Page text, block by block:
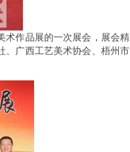
术作品展的一次展会，展会精
、广西工艺美术协会、梧州市